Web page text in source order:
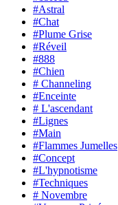
#Astral
#Chat
#Plume Grise
#Réveil
#888
#Chien
# Channeling
#Enceinte
# L'ascendant
#Lignes
#Main
#Flammes Jumelles
#Concept
#L'hypnotisme
#Techniques
# Novembre